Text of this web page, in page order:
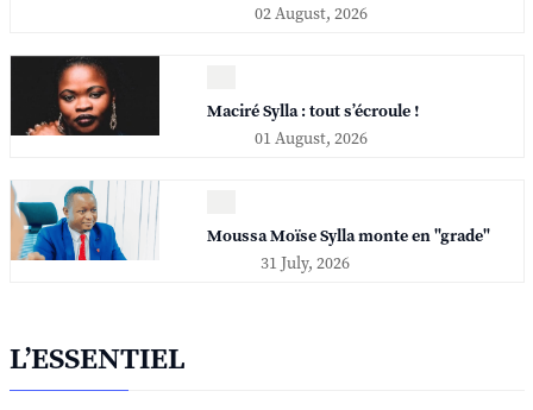
02 August, 2026
Maciré Sylla : tout s’écroule !
01 August, 2026
Moussa Moïse Sylla monte en "grade"
31 July, 2026
L’ESSENTIEL